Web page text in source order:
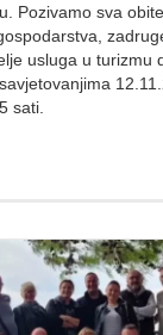
Pozivamo sva
usluga u turizmu
sati.